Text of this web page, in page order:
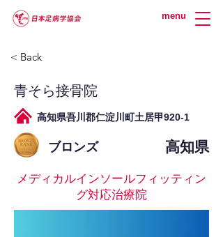
menu
< Back
青そら接骨院
高知県吾川郡仁淀川町土居甲920-1
ブロンズ 高知県
メディカルインソールフィッティン
グ対応治療院